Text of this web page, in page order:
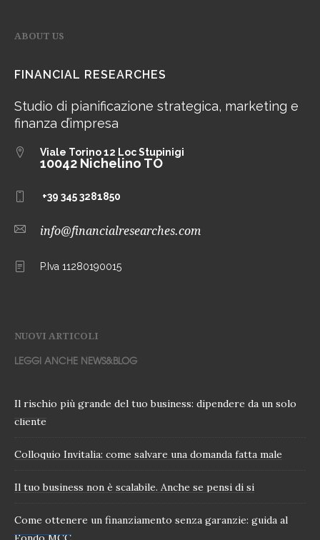
ABOUT US
FINANCIAL RESEARCHES
Studio di pianificazione strategica, marketing e
finanza d’impresa
Viale Torino 12 Loc Stupinigi
10042 Nichelino TO
+39 345 3281850
info@financialresearches.com
P.Iva 11280190015
NUOVI ARTICOLI
LEGGI ANCHE NEWS&BLOG
Il rischio più grande del tuo business: dipendere da un solo
cliente
Colloquio Invitalia: come salvare una domanda fatta male
Il tuo business non è scalabile. Anche se pensi di si
Come ottenere un finanziamento senza garanzie: guida al